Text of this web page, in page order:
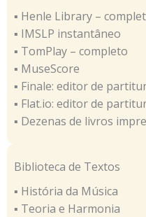
▪ Henle Library –
▪ IMSLP instantâneo
▪ TomPlay – completo
▪ MuseScore
▪ Finale: editor de
▪ Flat.io: editor de
▪ Dezenas de livros
Biblioteca de Textos
▪ História da Música
▪ Teoria e Harmonia